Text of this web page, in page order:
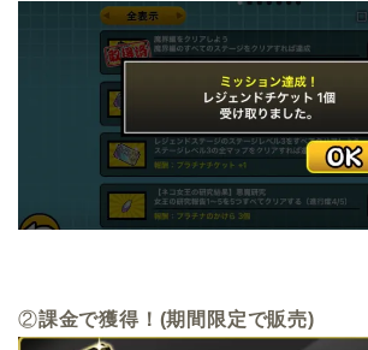
②課金で獲得！(期間限定で販売)